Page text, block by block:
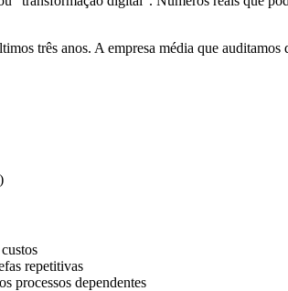
três anos. A empresa média que
repetitivas
processos dependentes